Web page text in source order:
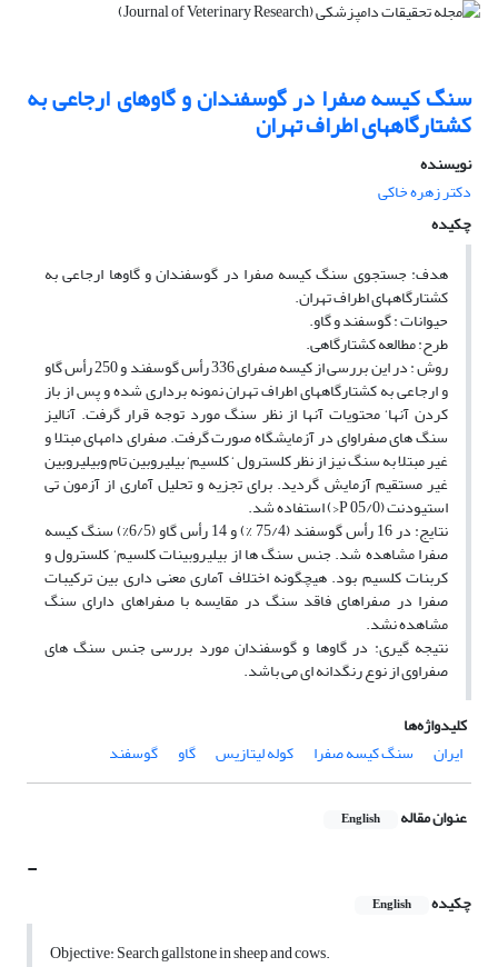
سنگ کیسه صفرا در گوسفندان و گاوهای ارجاعی به
کشتارگاههای اطراف تهران
نویسنده
دکتر زهره خاکی
چکیده
هدف: جستجوی سنگ کیسه صفرا در گوسفندان و گاوها ارجاعی به
کشتارگاههای اطراف تهران.
حیوانات : گوسفند و گاو.
طرح: مطالعه کشتارگاهی.
روش : در این بررسی از کیسه صفرای 336 رأس گوسفند و 250 رأس گاو
و ارجاعی به کشتارگاههای اطراف تهران نمونه برداری شده و پس از باز
کردن آنها‘ محتویات آنها از نظر سنگ مورد توجه قرار گرفت. آنالیز
سنگ های صفراوای در آزمایشگاه صورت گرفت. صفرای دامهای مبتلا و
غیر مبتلا به سنگ نیز از نظر کلسترول ‘ کلسیم‘ بیلیروبین تام وبیلیروبین
غیر مستقیم آزمایش گردید. برای تجزیه و تحلیل آماری از آزمون تی
استیودنت (05/0 P<) استفاده شد.
نتایج: در 16 رأس گوسفند (75/4 %) و 14 رأس گاو (6/5%) سنگ کیسه
صفرا مشاهده شد. جنس سنگ ها از بیلیروبینات کلسیم‘ کلسترول و
کربنات کلسیم بود. هیچگونه اختلاف آماری معنی داری بین ترکیبات
صفرا در صفراهای فاقد سنگ در مقایسه با صفراهای دارای سنگ
مشاهده نشد.
نتیجه گیری: در گاوها و گوسفندان مورد بررسی جنس سنگ های
صفراوی از نوع رنگدانه ای می باشد.
کلیدواژه‌ها
ایران
سنگ کیسه صفرا کوله لیتازیس گاو گوسفند
عنوان مقاله English
-
چکیده English
Objective: Search gallstone in sheep and cows.